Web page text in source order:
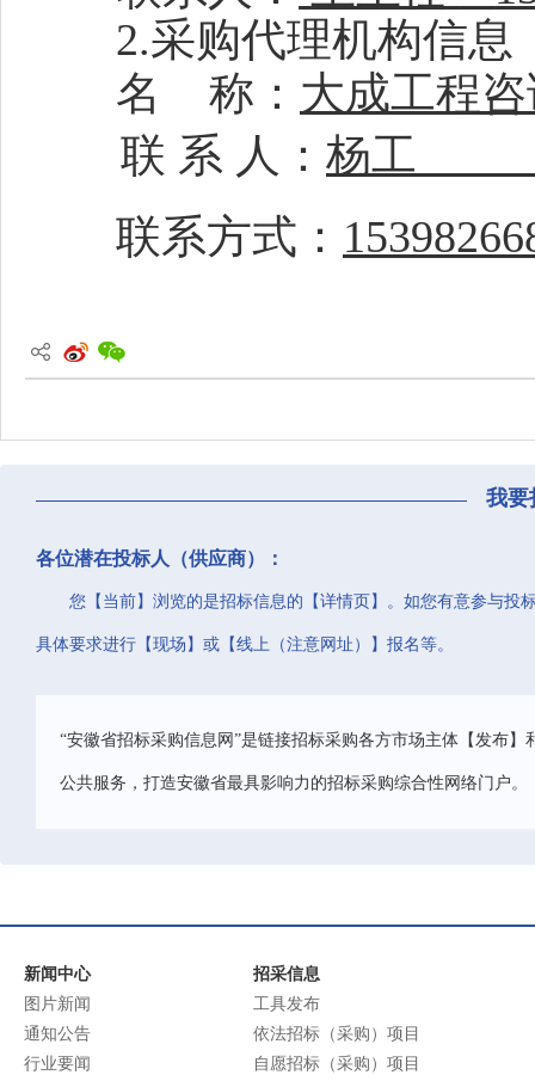
2.采购代理机构信息
名
称： 大成工程
联 系 人： 杨工
联系方式：
我要
各位潜在投标人（供应商）：
您【当前】浏览的是招标信息的【详情页】。如您有意参与投
具体要求进行【现场】或【线上（注意网址）】报名等。
“安徽省招标采购信息网”是链接招标采购各方市场主体【发布
公共服务，打造安徽省最具影响力的招标采购综合性网络门户。
新闻中心
图片新闻
通知公告
行业要闻
招采信息
工具发布
依法招标（采购）项目
自愿招标（采购）项目